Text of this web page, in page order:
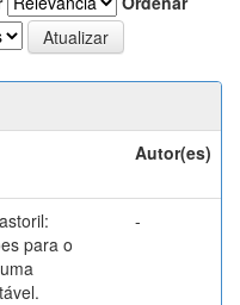
Autor(es)
para o
-